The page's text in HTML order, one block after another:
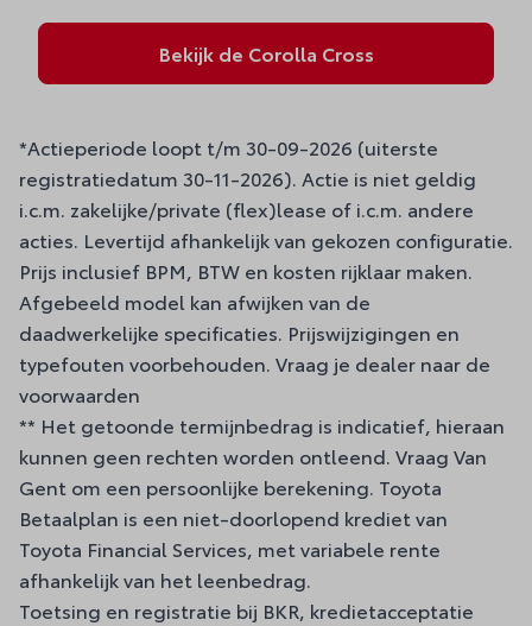
Bekijk de Corolla Cross
*Actieperiode loopt t/m 30-09-2026 (uiterste
registratiedatum 30-11-2026). Actie is niet geldig
i.c.m. zakelijke/private (flex)lease of i.c.m. andere
acties. Levertijd afhankelijk van gekozen configuratie.
Prijs inclusief BPM, BTW en kosten rijklaar maken.
Afgebeeld model kan afwijken van de
daadwerkelijke specificaties. Prijswijzigingen en
typefouten voorbehouden. Vraag je dealer naar de
voorwaarden
** Het getoonde termijnbedrag is indicatief, hieraan
kunnen geen rechten worden ontleend. Vraag Van
Gent om een persoonlijke berekening. Toyota
Betaalplan is een niet-doorlopend krediet van
Toyota Financial Services, met variabele rente
afhankelijk van het leenbedrag.
Toetsing en registratie bij BKR, kredietacceptatie